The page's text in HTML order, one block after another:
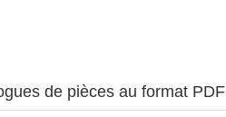
de pièces au format PDF